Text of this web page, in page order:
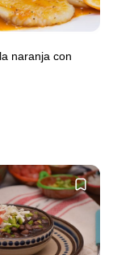
naranja con